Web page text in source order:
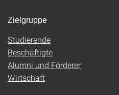
Zielgruppe
Studierende
Beschäftigte
Alumni und Förderer
Wirtschaft